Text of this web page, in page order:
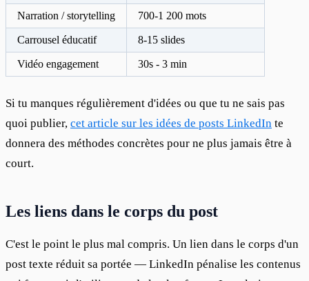
Narration / storytelling 700-1 200 mots
Carrousel éducatif 8-15 slides
Vidéo engagement 30s - 3 min
Si tu manques régulièrement d'idées ou que tu ne sais pas
quoi publier, cet article sur les idées de posts LinkedIn te
donnera des méthodes concrètes pour ne plus jamais être à
court.
Les liens dans le corps du post
C'est le point le plus mal compris. Un lien dans le corps d'un
post texte réduit sa portée — LinkedIn pénalise les contenus